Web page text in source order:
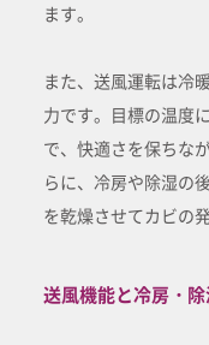
ます。
また、送風運転は冷
力です。目標の温度
で、快適さを保ちな
らに、冷房や除湿の
を乾燥させてカビの
送風機能と冷房・